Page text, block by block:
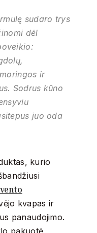
sudaro trys
dėl
ir
Sodrus kūno
juo oda
kurio
kvapas ir
panaudojimo.